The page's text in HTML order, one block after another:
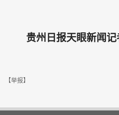
贵州日报天眼新闻
【举报】